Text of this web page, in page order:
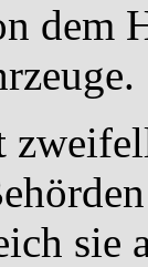
dem
sie